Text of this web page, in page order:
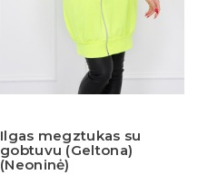
Ilgas megztukas su
gobtuvu (Geltona)
(Neoninė)